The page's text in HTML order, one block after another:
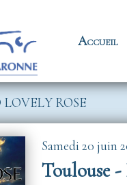
Accueil
LOVELY ROSE
Samedi 20 juin